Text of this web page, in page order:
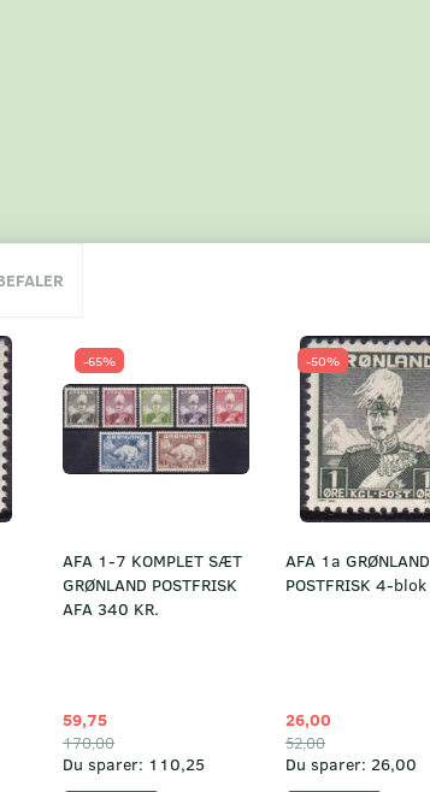
-65%
AFA 1-7 KOMPLET SÆT
GRØNLAND POSTFRISK
AFA 340 KR.
59,75
170,00
Du sparer: 110,25
-50%
AFA 1a GRØNLAND
POSTFRISK 4-blok
26,00
52,00
Du sparer: 26,00